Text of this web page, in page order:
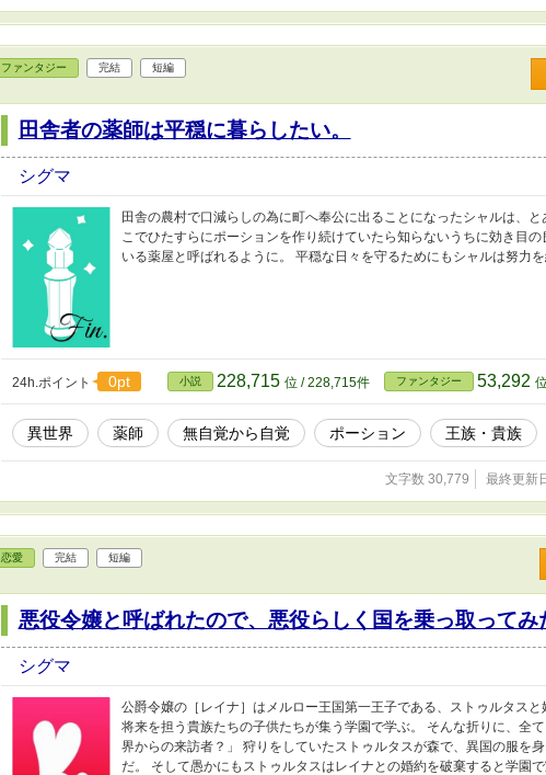
ファンタジー 完結 短編
田舎者の薬師は平穏に暮らしたい。
シグマ
田舎の農村で口減らしの為に町へ奉公に出ることになったシャルは、
こでひたすらにポーションを作り続けていたら知らないうちに効き目
いる薬屋と呼ばれるように。 平穏な日々を守るためにもシャルは努力
24h.ポイント 0pt 小説 228,715 位 / 228,715件 ファンタジー 53,292
異世界 薬師 無自覚から自覚 ポーション 王族・貴族
文字数 30,779 最終更新
恋愛 完結 短編
悪役令嬢と呼ばれたので、悪役らしく国を乗っ取ってみ
シグマ
公爵令嬢の［レイナ］はメルロー王国第一王子である、ストゥルタス
将来を担う貴族たちの子供たちが集う学園で学ぶ。 そんな折りに、全
界からの来訪者？」 狩りをしていたストゥルタスが森で、異国の服を
だ。 そして愚かにもストゥルタスはレイナとの婚約を破棄すると学園